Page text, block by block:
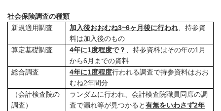
社会保険調査の種類
新規適用調査
加入後おおむね3~6ヶ月後に行われ 、持参資
料は加入後のもの
算定基礎調査
4年に1度程度で？ 、持参資料はその年の1 月
から6 月までの資料
総合調査
4年に1度程度行われる調査で持参資料はおお
むね2年間分
（会計検査院の
調査）
ランダムに行われ、会計検査院職員同席の調
査で漏れ等が見つかると有無をいわさず2年